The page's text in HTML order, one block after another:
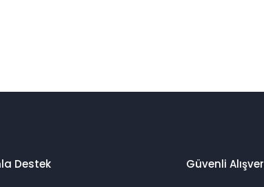
Destek Güvenli